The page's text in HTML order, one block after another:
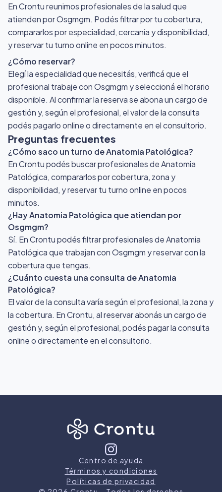
En Crontu reunimos profesionales de la salud que
atienden por Osgmgm. Podés filtrar por tu cobertura,
compararlos por especialidad, cercanía y disponibilidad,
y reservar tu turno online en pocos minutos.
¿Cómo reservar?
Elegí la especialidad que necesitás, verificá que el
profesional trabaje con Osgmgm y seleccioná el horario
disponible. Al confirmar la reserva se abona un cargo de
gestión y, según el profesional, el valor de la consulta
podés pagarlo online o directamente en el consultorio.
Preguntas frecuentes
¿Cómo saco un turno de Anatomia Patológica?
En Crontu podés buscar profesionales de Anatomia
Patológica, compararlos por cobertura, zona y
disponibilidad, y reservar tu turno online en pocos
minutos.
¿Hay Anatomia Patológica que atiendan por
Osgmgm?
Sí. En Crontu podés filtrar profesionales de Anatomia
Patológica que trabajan con Osgmgm y reservar con la
cobertura que tengas.
¿Cuánto cuesta una consulta de Anatomia
Patológica?
El valor de la consulta varía según el profesional, la zona y
la cobertura. En Crontu, al reservar abonás un cargo de
gestión y, según el profesional, podés pagar la consulta
online o directamente en el consultorio.
Centro de ayuda
Términos y condiciones
Políticas de privacidad